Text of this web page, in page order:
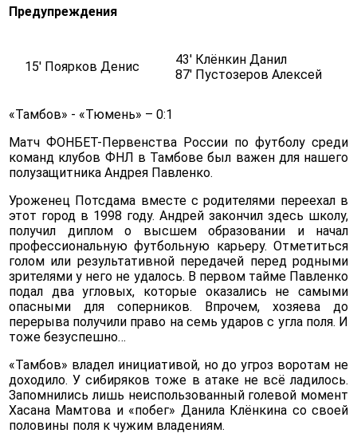
Предупреждения
15' Поярков Денис
43' Клёнкин Данил
87' Пустозеров Алексей
«Тамбов» - «Тюмень» – 0:1
Матч ФОНБЕТ-Первенства России по футболу среди
команд клубов ФНЛ в Тамбове был важен для нашего
полузащитника Андрея Павленко.
Уроженец Потсдама вместе с родителями переехал в
этот город в 1998 году. Андрей закончил здесь школу,
получил диплом о высшем образовании и начал
профессиональную футбольную карьеру. Отметиться
голом или результативной передачей перед родными
зрителями у него не удалось. В первом тайме Павленко
подал два угловых, которые оказались не самыми
опасными для соперников. Впрочем, хозяева до
перерыва получили право на семь ударов с угла поля. И
тоже безуспешно…
«Тамбов» владел инициативой, но до угроз воротам не
доходило. У сибиряков тоже в атаке не всё ладилось.
Запомнились лишь неиспользованный голевой момент
Хасана Мамтова и «побег» Данила Клёнкина со своей
половины поля к чужим владениям.